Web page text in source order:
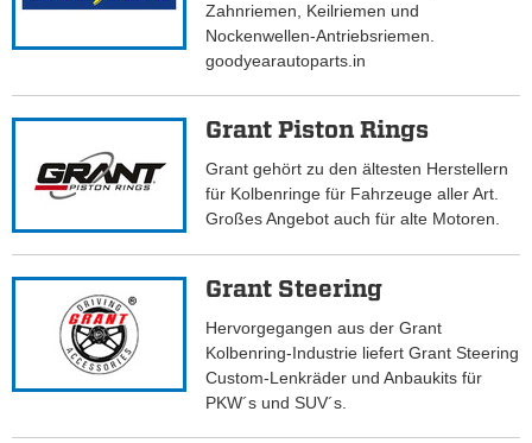
Zahnriemen, Keilriemen und
Nockenwellen-Antriebsriemen.
goodyearautoparts.in
Grant Piston Rings
Grant gehört zu den ältesten Herstellern
für Kolbenringe für Fahrzeuge aller Art.
Großes Angebot auch für alte Motoren.
Grant Steering
Hervorgegangen aus der Grant
Kolbenring-Industrie liefert Grant Steering
Custom-Lenkräder und Anbaukits für
PKW´s und SUV´s.